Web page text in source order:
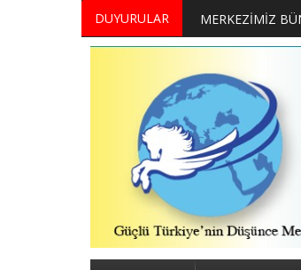
DUYURULAR